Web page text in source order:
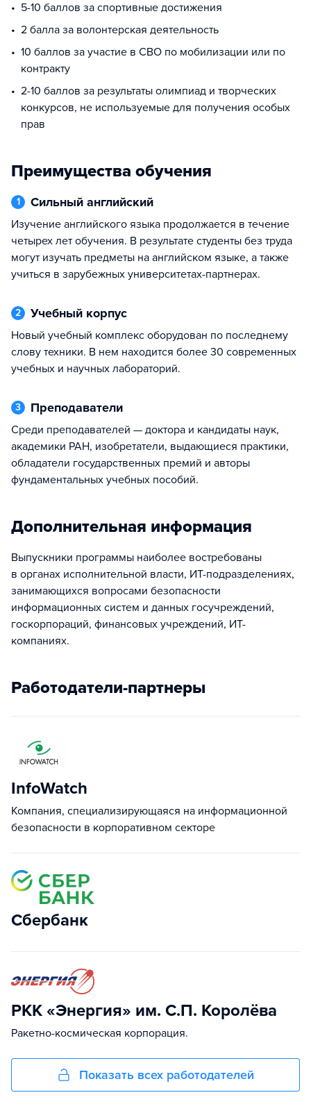
5-10 баллов за спортивные достижения
2 балла за волонтерская деятельность
10 баллов за участие в СВО по мобилизации или по
контракту
2-10 баллов за результаты олимпиад и творческих
конкурсов, не используемые для получения особых
прав
Преимущества обучения
1 Сильный английский
Изучение английского языка продолжается в течение
четырех лет обучения. В результате студенты без труда
могут изучать предметы на английском языке, а также
учиться в зарубежных университетах-партнерах.
2 Учебный корпус
Новый учебный комплекс оборудован по последнему
слову техники. В нем находится более 30 современных
учебных и научных лабораторий.
3 Преподаватели
Среди преподавателей — доктора и кандидаты наук,
академики РАН, изобретатели, выдающиеся практики,
обладатели государственных премий и авторы
фундаментальных учебных пособий.
Дополнительная информация
Выпускники программы наиболее востребованы
в органах исполнительной власти, ИТ-подразделениях,
занимающихся вопросами безопасности
информационных систем и данных госучреждений,
госкорпораций, финансовых учреждений, ИТ-
компаниях.
Работодатели-партнеры
InfoWatch
Компания, специализирующаяся на информационной
безопасности в корпоративном секторе
Сбербанк
РКК «Энергия» им. С.П. Королёва
Ракетно-космическая корпорация.
Показать всех работодателей